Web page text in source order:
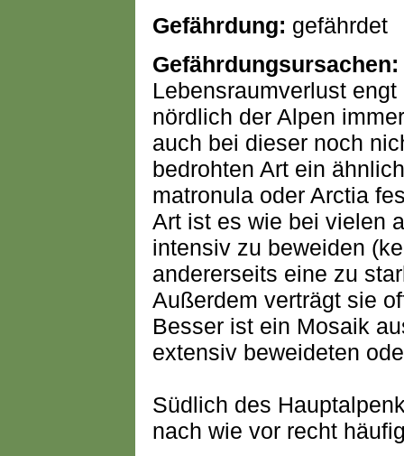
Gefährdung: gefährdet
Gefährdungsursachen:
Lebensraumverlust
nördlich der Alpen
auch bei dieser noch
bedrohten Art ein
matronula oder Arctia
Art ist es wie bei vielen
intensiv zu beweiden
andererseits eine zu
Außerdem verträgt sie
Besser ist ein Mosaik
extensiv beweideten
Südlich des
nach wie vor recht